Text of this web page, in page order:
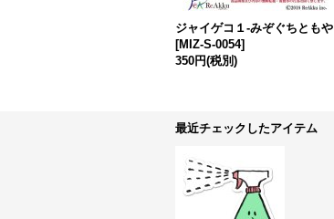
ジャイゲコ１-みぞぐちともや
[MIZ-S-0054]
350円(税別)
最近チェックしたアイテム